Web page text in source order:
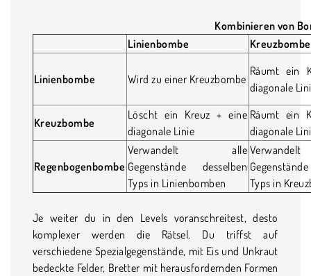
Kombinieren von
Linienbombe
Kreuzbombe
Linienbombe Wird zu einer Kreuzbombe
Räumt ein
diagonale
Kreuzbombe
Löscht ein Kreuz + eine
diagonale Linie
Räumt ein
diagonale
Regenbogenbombe
Verwandelt alle
Gegenstände desselben
Typs in Linienbomben
Typs in
Je weiter du in den Levels voranschreitest, desto
komplexer werden die Rätsel. Du triffst auf
verschiedene Spezialgegenstände, mit Eis und Unkraut
bedeckte Felder, Bretter mit herausfordernden Formen